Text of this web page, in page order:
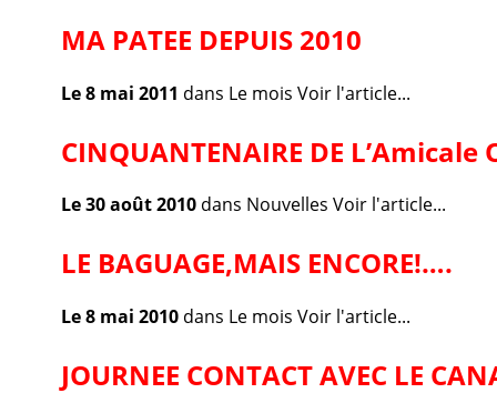
MA PATEE DEPUIS 2010
Le 8 mai 2011 dans Le mois Voir l'article...
CINQUANTENAIRE DE
Le 30 août 2010 dans Nouvelles Voir l'article...
LE BAGUAGE,MAIS ENCORE!….
Le 8 mai 2010 dans Le mois Voir l'article...
JOURNEE CONTACT AVEC LE